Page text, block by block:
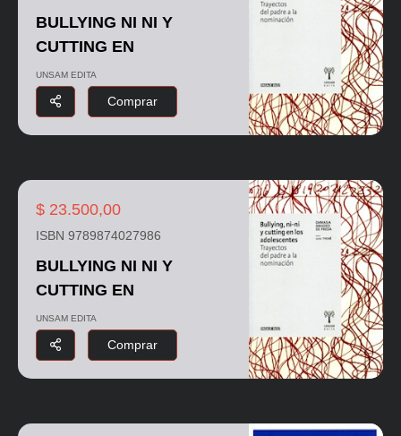
BULLYING NI NI Y
CUTTING EN
UNSAM EDITA
Comprar
$ 23.500,00
ISBN 9789874027986
BULLYING NI NI Y
CUTTING EN
UNSAM EDITA
Comprar